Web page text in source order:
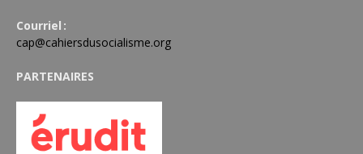
Courriel :
cap@cahiersdusocialisme.org
PARTENAIRES